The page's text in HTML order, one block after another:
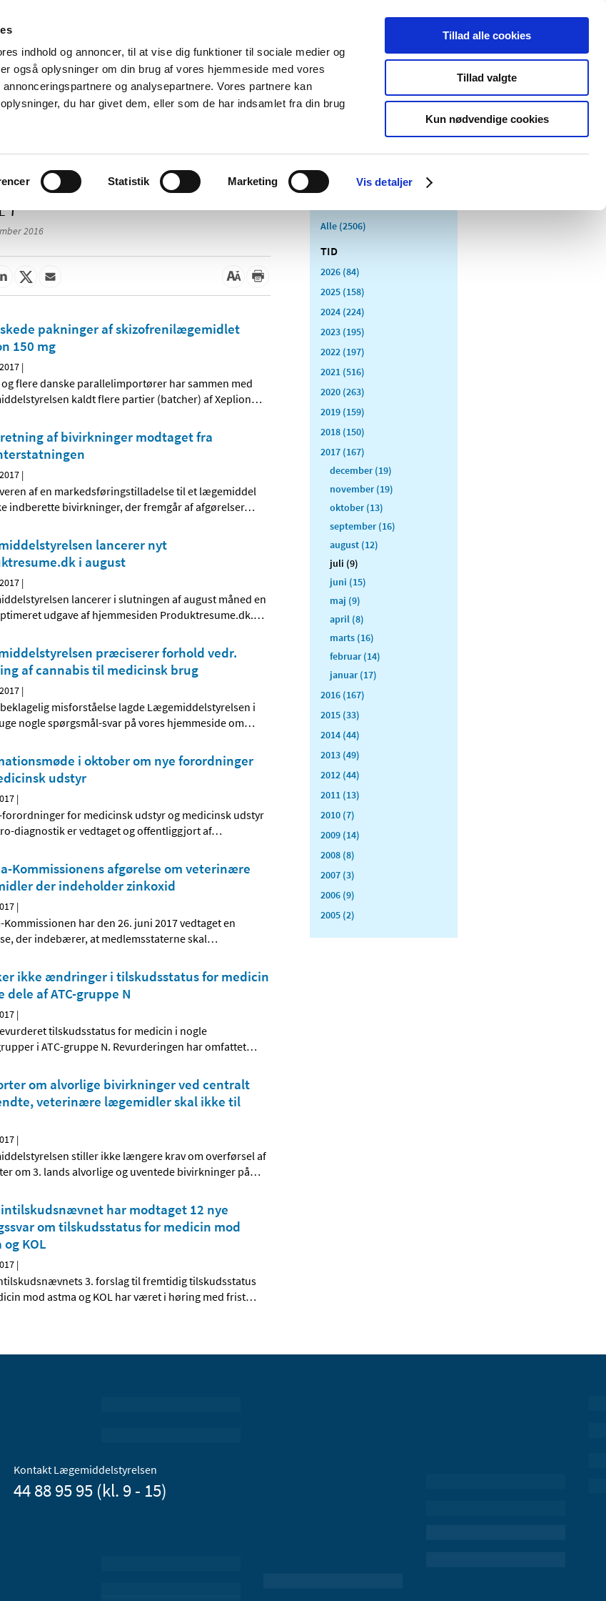
indhold og annoncer, til at vise dig funktioner til sociale medier og
også oplysninger om din brug af vores hjemmeside med vores
og analysepartnere. Vores partnere kan
du har givet dem, eller som de har indsamlet fra din brug
Statistik Marketing Vis detaljer
Tillad alle cookies
Tillad valgte
Kun nødvendige cookies
Nyheder Om os Kontakt Udgivelser
Tilskud og
Apoteker og salg af
Medicinsk
Særlige
produktområder
2016
pakninger af skizofrenilægemidlet
150 mg
|
og flere danske parallelimportører har sammen med
kaldt flere partier (batcher) af Xeplion…
af bivirkninger modtaget fra
|
af en markedsføringstilladelse til et lægemiddel
indberette bivirkninger, der fremgår af afgørelser…
lancerer nyt
i august
|
lancerer i slutningen af august måned en
udgave af hjemmesiden Produktresume.dk.…
præciserer forhold vedr.
af cannabis til medicinsk brug
|
beklagelig misforståelse lagde Lægemiddelstyrelsen i
nogle spørgsmål-svar på vores hjemmeside om…
i oktober om nye forordninger
udstyr
|
forordninger for medicinsk udstyr og medicinsk udstyr
diagnostik er vedtaget og offentliggjort af…
Kommissionens afgørelse om veterinære
der indeholder zinkoxid
|
Kommissionen har den 26. juni 2017 vedtaget en
der indebærer, at medlemsstaterne skal…
ikke ændringer i tilskudsstatus for medicin
dele af ATC-gruppe N
|
tilskudsstatus for medicin i nogle
i ATC-gruppe N. Revurderingen har omfattet…
om alvorlige bivirkninger ved centralt
veterinære lægemidler skal ikke til
|
stiller ikke længere krav om overførsel af
om 3. lands alvorlige og uventede bivirkninger på…
har modtaget 12 nye
om tilskudsstatus for medicin mod
og KOL
|
3. forslag til fremtidig tilskudsstatus
mod astma og KOL har været i høring med frist…
Alle (2506)
TID
2026 (84)
2025 (158)
2024 (224)
2023 (195)
2022 (197)
2021 (516)
2020 (263)
2019 (159)
2018 (150)
2017 (167)
december (19)
november (19)
oktober (13)
september (16)
august (12)
juli (9)
juni (15)
maj (9)
april (8)
marts (16)
februar (14)
januar (17)
2016 (167)
2015 (33)
2014 (44)
2013 (49)
2012 (44)
2011 (13)
2010 (7)
2009 (14)
2008 (8)
2007 (3)
2006 (9)
2005 (2)
Kontakt Lægemiddelstyrelsen
44 88 95 95 (kl. 9 - 15)